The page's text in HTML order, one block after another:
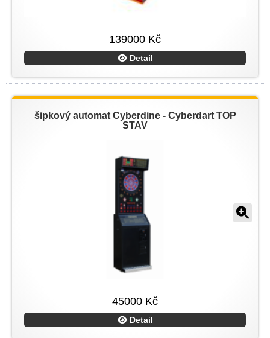
139000 Kč
Detail
šipkový automat Cyberdine - Cyberdart TOP
STAV
45000 Kč
Detail